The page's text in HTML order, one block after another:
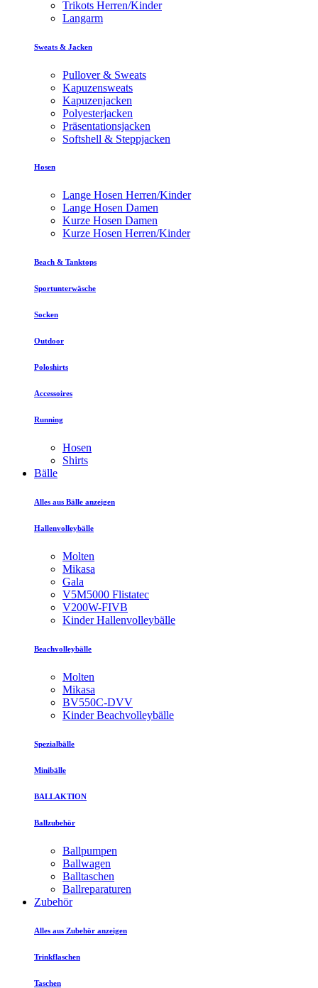
Trikots Herren/Kinder
Langarm
Sweats & Jacken
Pullover & Sweats
Kapuzensweats
Kapuzenjacken
Polyesterjacken
Präsentationsjacken
Softshell & Steppjacken
Hosen
Lange Hosen Herren/Kinder
Lange Hosen Damen
Kurze Hosen Damen
Kurze Hosen Herren/Kinder
Beach & Tanktops
Sportunterwäsche
Socken
Outdoor
Poloshirts
Accessoires
Running
Hosen
Shirts
Bälle
Alles aus Bälle anzeigen
Hallenvolleybälle
Molten
Mikasa
Gala
V5M5000 Flistatec
V200W-FIVB
Kinder Hallenvolleybälle
Beachvolleybälle
Molten
Mikasa
BV550C-DVV
Kinder Beachvolleybälle
Spezialbälle
Minibälle
BALLAKTION
Ballzubehör
Ballpumpen
Ballwagen
Balltaschen
Ballreparaturen
Zubehör
Alles aus Zubehör anzeigen
Trinkflaschen
Taschen